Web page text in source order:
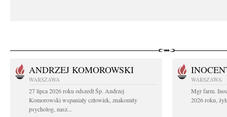
ANDRZEJ KOMOROWSKI
WARSZAWA
27 lipca 2026 roku odszedł Śp. Andrzej
Komorowski wspaniały człowiek, znakomity
psycholog, nasz...
WARSZAWA
Mgr farm.
2026 roku,